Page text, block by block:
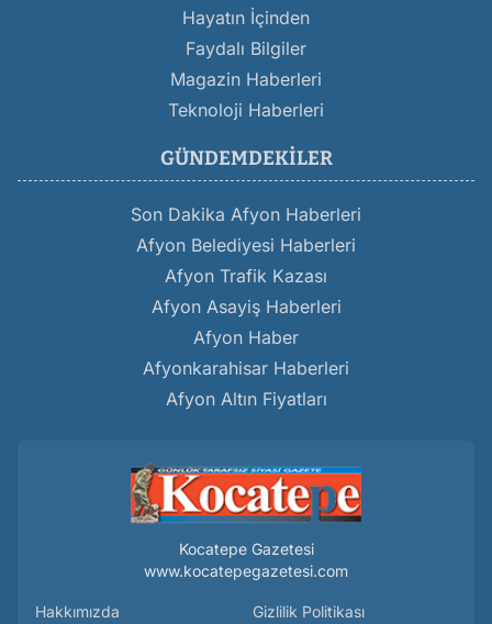
Hayatın İçinden
Faydalı Bilgiler
Magazin Haberleri
Teknoloji Haberleri
GÜNDEMDEKILER
Son Dakika Afyon Haberleri
Afyon Belediyesi Haberleri
Afyon Trafik Kazası
Afyon Asayiş Haberleri
Afyon Haber
Afyonkarahisar Haberleri
Afyon Altın Fiyatları
Kocatepe Gazetesi
www.kocatepegazetesi.com
Hakkımızda Gizlilik Politikası